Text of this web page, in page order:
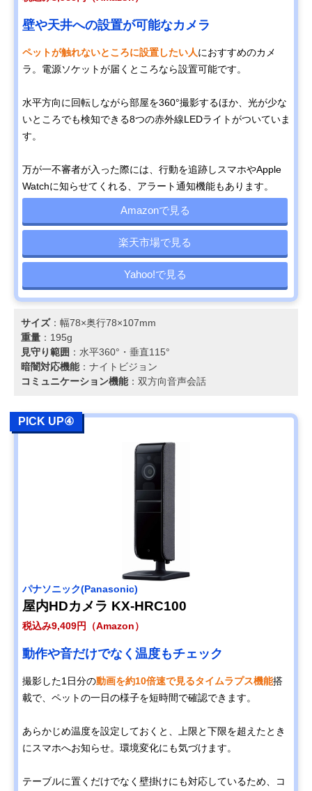
壁や天井への設置が可能なカメラ
ペットが触れないところに設置したい人におすすめのカメ
ラ。電源ソケットが届くところなら設置可能です。
水平方向に回転しながら部屋を360°撮影するほか、光が少な
いところでも検知できる8つの赤外線LEDライトがついていま
す。
万が一不審者が入った際には、行動を追跡しスマホやApple
Watchに知らせてくれる、アラート通知機能もあります。
Amazonで見る
楽天市場で見る
Yahoo!で見る
サイズ：幅78×奥行78×107mm
重量 ：195g
見守り範囲 ：水平360°・垂直115°
暗闇対応機能：ナイトビジョン
コミュニケーション機能：双方向音声会話
PICK UP④
‎パナソニック(Panasonic)
屋内HDカメラ KX-HRC100
税込み9,409円（Amazon）
動作や音だけでなく温度もチェック
撮影した1日分の動画を約10倍速で見るタイムラプス機能搭
載で、ペットの一日の様子を短時間で確認できます。
あらかじめ温度を設定しておくと、上限と下限を超えたとき
にスマホへお知らせ。環境変化にも気づけます。
テーブルに置くだけでなく壁掛けにも対応しているため、コ